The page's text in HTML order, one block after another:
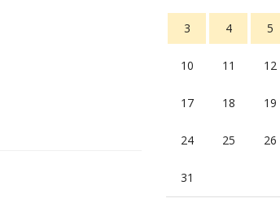
3 4 5
10 11 12
17 18 19
24 25 26
31